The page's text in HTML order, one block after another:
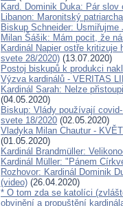
Kard. Dominik Duka: Pár slov
Libanon: Maronitský
Biskup Schneider:
Milan Šášik: Mám pocit, že
Kardinál Napier ostře
svete 28/2020) (13.07.2020)
Postoj biskupů k produkci
Výzva kardinálů - VERITAS
Kardinál Sarah: Nelze
(04.05.2020)
Biskup: Vlády používají
svete 18/2020 (02.05.2020)
Vladyka Milan Chautur -
(01.05.2020)
Kardinál Brandmüller:
Kardinál Müller: "Pánem
Rozhovor: Kardinál Dominik
(video) (26.04.2020)
* O tom zda se katolíci
obvinění a propuštění